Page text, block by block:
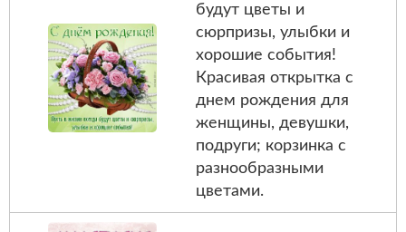
будут цветы и
сюрпризы, улыбки и
хорошие события!
Красивая открытка с
днем рождения для
женщины, девушки,
подруги; корзинка с
разнообразными
цветами.